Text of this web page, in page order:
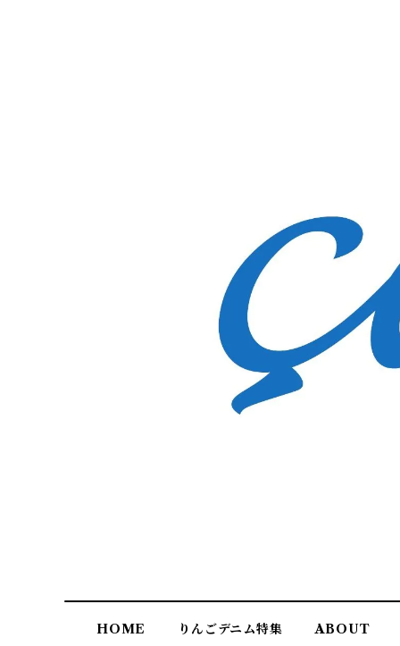
HOME りんごデニム特集 ABOUT